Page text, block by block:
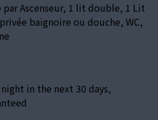
Ascenseur, 1 lit double, 1 Lit
baignoire ou douche, WC,
in the next 30 days,